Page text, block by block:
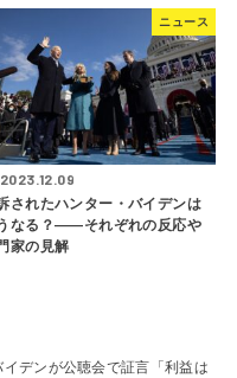
ニュース
2023.12.09
されたハンター・バイデンは
なる？――それぞれの反応や
家の見解
イデンが公聴会で証言「利益は